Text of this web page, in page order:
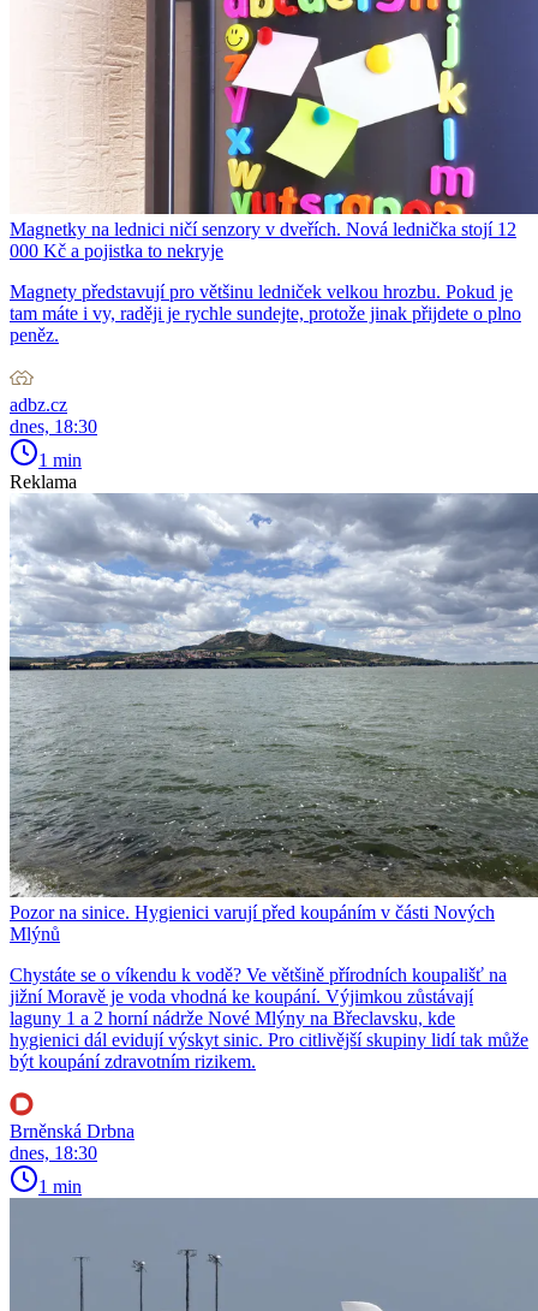
Magnetky na lednici ničí senzory v dveřích. Nová lednička stojí 12
000 Kč a pojistka to nekryje
Magnety představují pro většinu ledniček velkou hrozbu. Pokud je
tam máte i vy, raději je rychle sundejte, protože jinak přijdete o plno
peněz.
adbz.cz
dnes, 18:30
1 min
Reklama
Pozor na sinice. Hygienici varují před koupáním v části Nových
Mlýnů
Chystáte se o víkendu k vodě? Ve většině přírodních koupališť na
jižní Moravě je voda vhodná ke koupání. Výjimkou zůstávají
laguny 1 a 2 horní nádrže Nové Mlýny na Břeclavsku, kde
hygienici dál evidují výskyt sinic. Pro citlivější skupiny lidí tak může
být koupání zdravotním rizikem.
Brněnská Drbna
dnes, 18:30
1 min